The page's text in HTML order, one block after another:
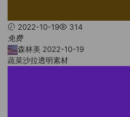
2022-10-19
314
免费
森林美 2022-10-19
蔬菜沙拉透明素材